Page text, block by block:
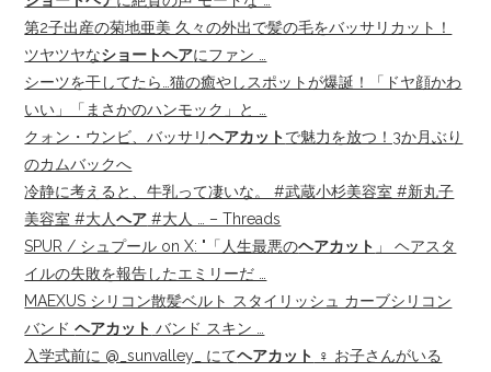
第2子出産の菊地亜美 久々の外出で髪の毛をバッサリカット！
ツヤツヤなショートヘアにファン …
シーツを干してたら…猫の癒やしスポットが爆誕！「ドヤ顔かわ
いい」「まさかのハンモック」と …
クォン・ウンビ、バッサリヘアカットで魅力を放つ！3か月ぶり
のカムバックへ
冷静に考えると、牛乳って凄いな。 #武蔵小杉美容室 #新丸子
美容室 #大人ヘア #大人 … – Threads
SPUR / シュプール on X: "「人生最悪のヘアカット 」 ヘアスタ
イルの失敗を報告したエミリーだ …
MAEXUS シリコン散髪ベルト スタイリッシュ カーブシリコン
バンドヘアカット バンド スキン …
入学式前に @_sunvalley_ にてヘアカット ‍♀️ お子さんがいる